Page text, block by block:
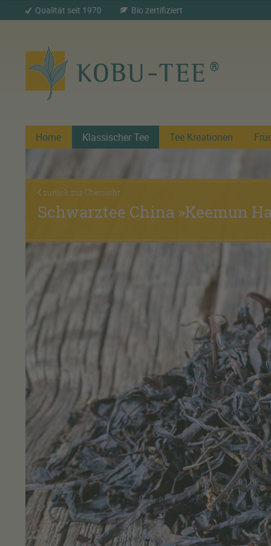
Qualität seit 1970 Bio zertifiziert
Home Klassischer Tee Tee Kreationen
zurück zur Übersicht
Schwarztee China »Keemun